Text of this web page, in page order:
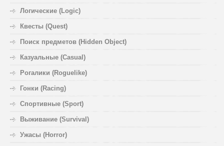
Логические (Logic)
Квесты (Quest)
Поиск предметов (Hidden Object)
Казуальные (Casual)
Рогалики (Roguelike)
Гонки (Racing)
Спортивные (Sport)
Выживание (Survival)
Ужасы (Horror)